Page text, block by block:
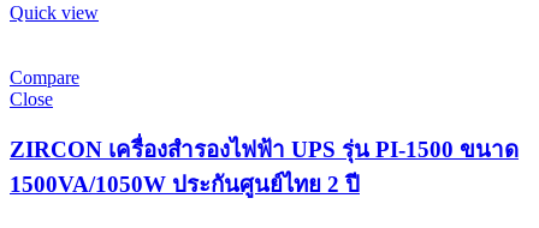
Quick view
Compare
Close
ZIRCON เครื่องสำรองไฟฟ้า UPS รุ่น PI-1500 ขนาด
1500VA/1050W ประกันศูนย์ไทย 2 ปี